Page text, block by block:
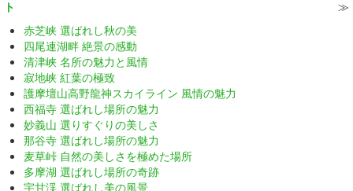
ト
≫
赤芝峡 選ばれし秋の美
四尾連湖畔 絶景の感動
清津峡 名所の魅力と風情
寂地峡 紅葉の極致
護摩壇山高野龍神スカイライン 風情の魅力
西福寺 選ばれし場所の魅力
妙義山 選りすぐりの美しさ
那谷寺 選ばれし場所の魅力
麦草峠 自然の美しさを極めた場所
多摩湖 選ばれし場所の奇跡
宇甘渓 選ばれし美の風景